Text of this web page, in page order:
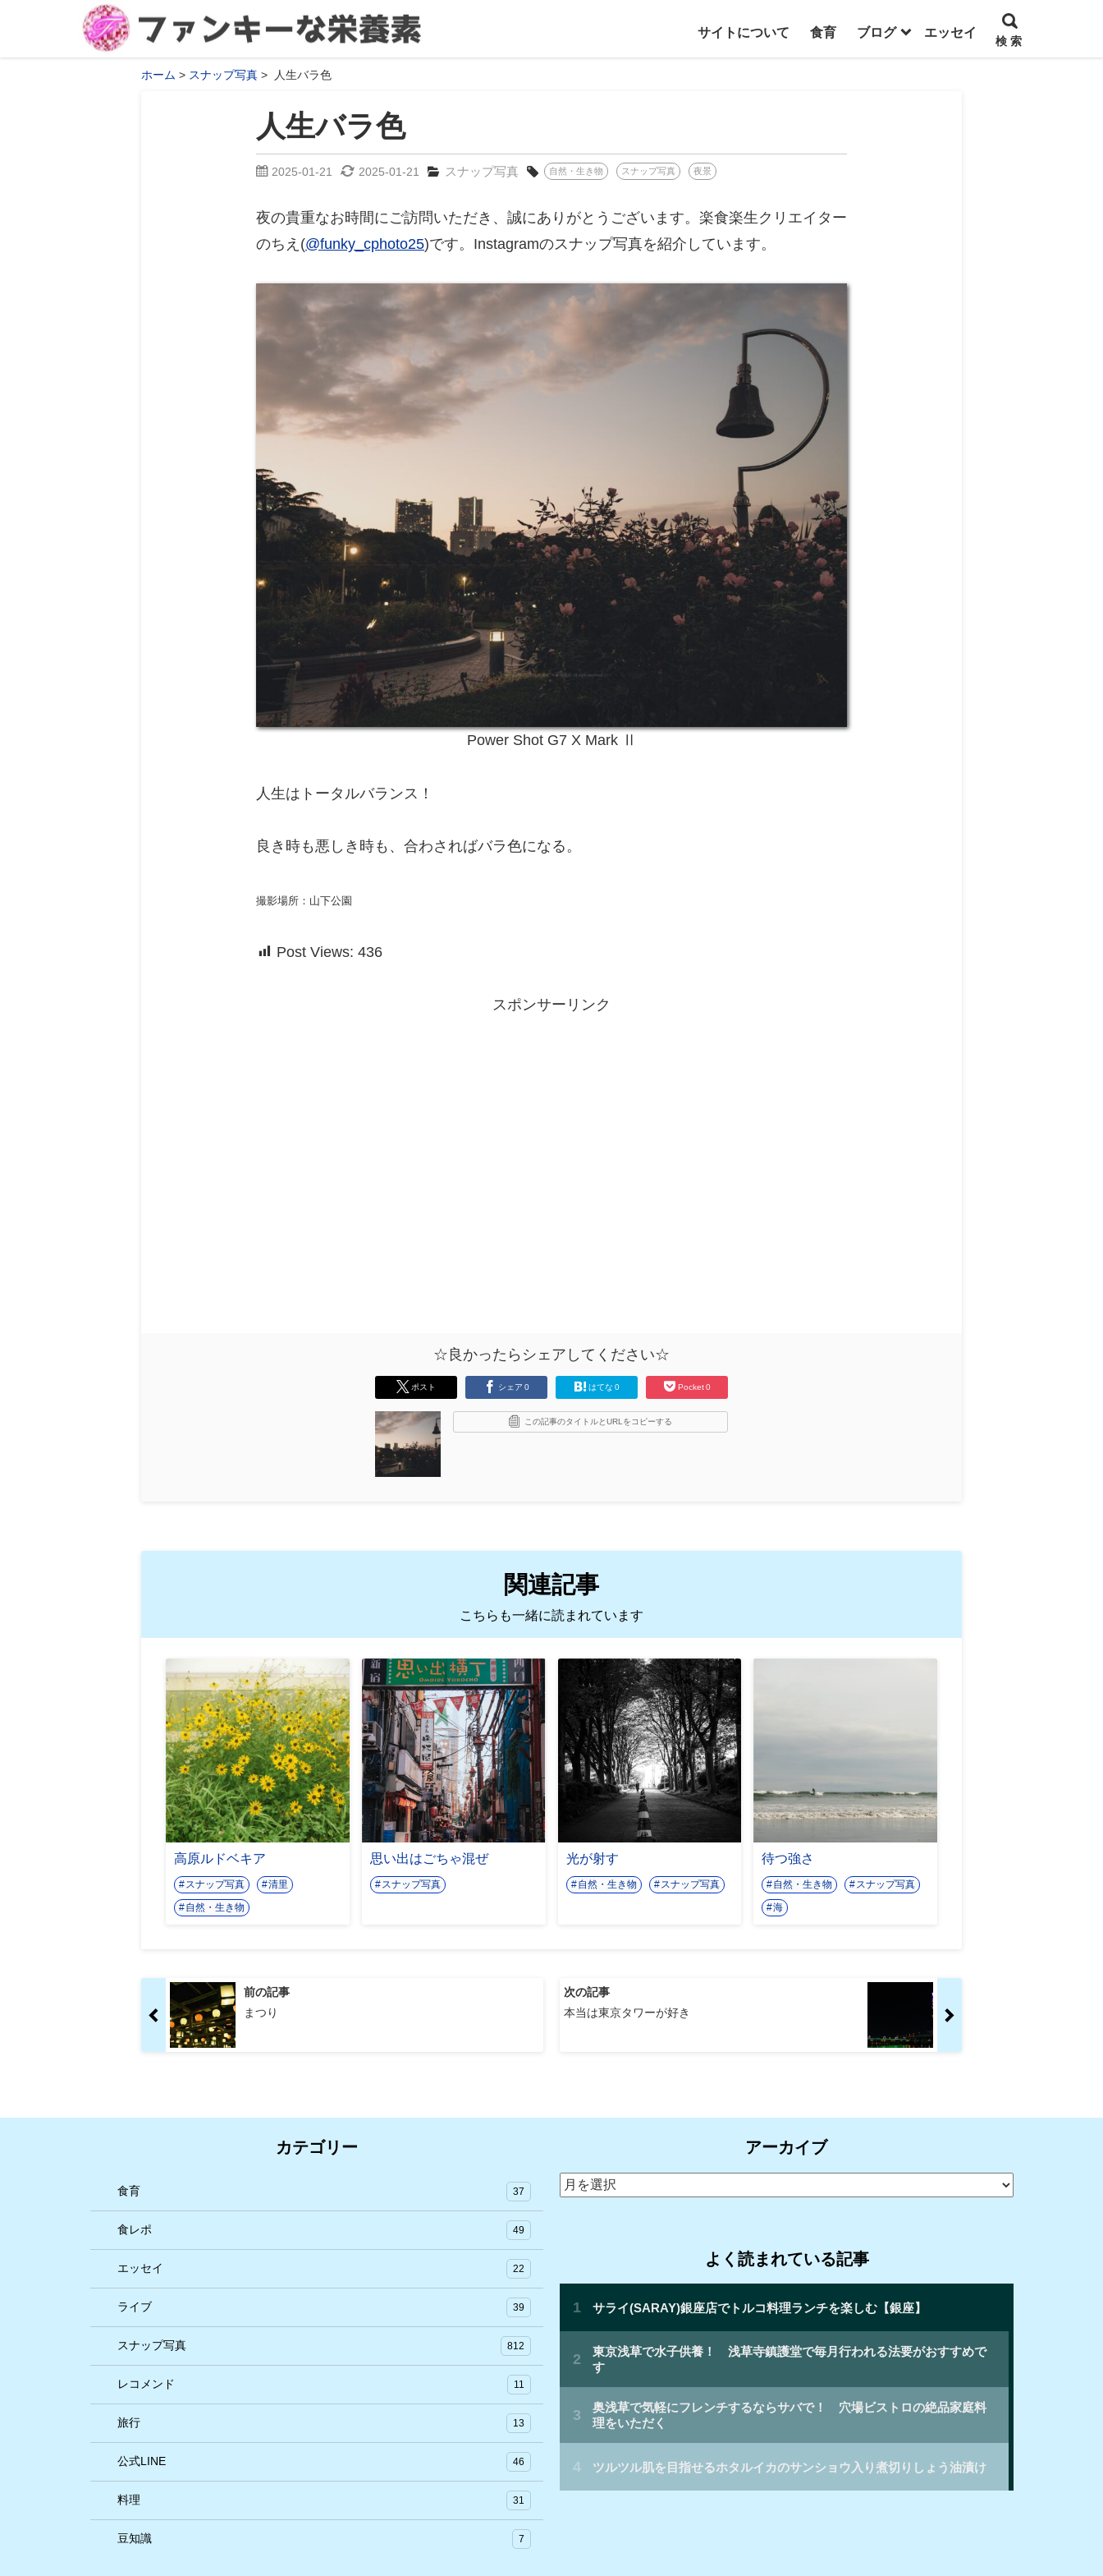
サイトについて 食育 ブログ エッセイ
検 索
ホーム スナップ写真 人生バラ色
人生バラ色
2025-01-21 2025-01-21 スナップ写真 自然・生き物 スナップ写真 夜景
夜の貴重なお時間にご訪問いただき、誠にありがとうございます。楽食楽生クリエイター
のちえ(@funky_cphoto25)です。Instagramのスナップ写真を紹介しています。
Power Shot G7 X Mark Ⅱ
人生はトータルバランス！
良き時も悪しき時も、合わさればバラ色になる。
撮影場所：山下公園
Post Views: 436
スポンサーリンク
☆良かったらシェアしてください☆
ポスト シェア 0 はてな 0 Pocket0
この記事のタイトルとURLをコピーする
関連記事
こちらも一緒に読まれています
高原ルドベキア
スナップ写真
清里
自然・生き物
思い出はごちゃ混ぜ
スナップ写真
光が射す
自然・生き物 スナップ写真
待つ強さ
自然・生き物
スナップ写真
海
前の記事
まつり
次の記事
本当は東京タワーが好き
カテゴリー
食育 37
食レポ 49
エッセイ 22
ライブ 39
スナップ写真 812
レコメンド 11
旅行 13
公式LINE 46
料理 31
豆知識 7
アーカイブ
ア
よく読まれている記事